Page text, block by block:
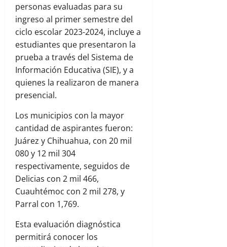
personas evaluadas para su
ingreso al primer semestre del
ciclo escolar 2023-2024, incluye a
estudiantes que presentaron la
prueba a través del Sistema de
Información Educativa (SIE), y a
quienes la realizaron de manera
presencial.
Los municipios con la mayor
cantidad de aspirantes fueron:
Juárez y Chihuahua, con 20 mil
080 y 12 mil 304
respectivamente, seguidos de
Delicias con 2 mil 466,
Cuauhtémoc con 2 mil 278, y
Parral con 1,769.
Esta evaluación diagnóstica
permitirá conocer los